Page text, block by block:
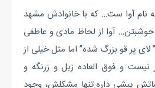
نام آوا ست… که با خانوادش مشهد
آوا از لحاظ مادی و عاطفی
پر قو بزرگ شده” اما مثل خیلی از
نیست و فوق العاده زبل و زرنگه و
پیشی داره.تنها مشکلش، وجود